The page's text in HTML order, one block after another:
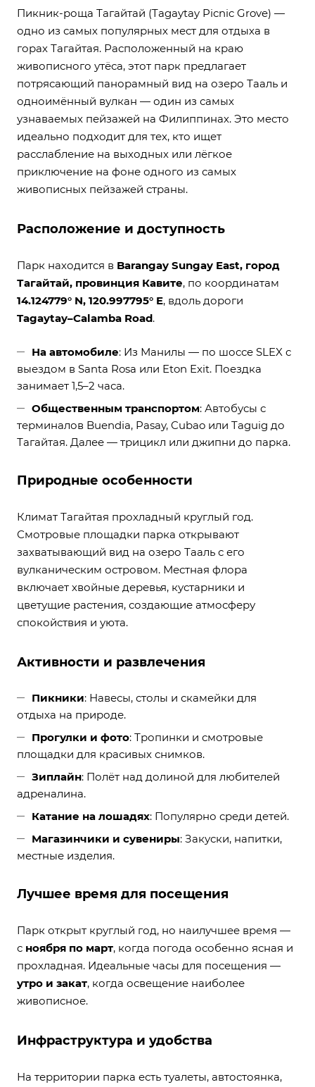
Пикник-роща Тагайтай (Tagaytay Picnic Grove) —
одно из самых популярных мест для отдыха в
горах Тагайтая. Расположенный на краю
живописного утёса, этот парк предлагает
потрясающий панорамный вид на озеро Тааль и
одноимённый вулкан — один из самых
узнаваемых пейзажей на Филиппинах. Это место
идеально подходит для тех, кто ищет
расслабление на выходных или лёгкое
приключение на фоне одного из самых
живописных пейзажей страны.
Расположение и доступность
Парк находится в Barangay Sungay East, город
Тагайтай, провинция Кавите, по координатам
14.124779° N, 120.997795° E, вдоль дороги
Tagaytay–Calamba Road.
На автомобиле: Из Манилы — по шоссе SLEX с
выездом в Santa Rosa или Eton Exit. Поездка
занимает 1,5–2 часа.
Общественным транспортом: Автобусы с
терминалов Buendia, Pasay, Cubao или Taguig до
Тагайтая. Далее — трицикл или джипни до парка.
Природные особенности
Климат Тагайтая прохладный круглый год.
Смотровые площадки парка открывают
захватывающий вид на озеро Тааль с его
вулканическим островом. Местная флора
включает хвойные деревья, кустарники и
цветущие растения, создающие атмосферу
спокойствия и уюта.
Активности и развлечения
Пикники: Навесы, столы и скамейки для
отдыха на природе.
Прогулки и фото: Тропинки и смотровые
площадки для красивых снимков.
Зиплайн: Полёт над долиной для любителей
адреналина.
Катание на лошадях: Популярно среди детей.
Магазинчики и сувениры: Закуски, напитки,
местные изделия.
Лучшее время для посещения
Парк открыт круглый год, но наилучшее время —
с ноября по март, когда погода особенно ясная и
прохладная. Идеальные часы для посещения —
утро и закат, когда освещение наиболее
живописное.
Инфраструктура и удобства
На территории парка есть туалеты, автостоянка,